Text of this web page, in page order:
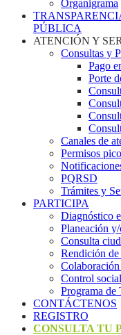
Organigrama
PÚBLICA
ATENCIÓN Y
Consultas y
Pago
Porte
Canales de
Permisos
PQRSD
Trámites y
PARTICIPA
Diagnóstico
Planeación
Consulta
Rendición de
Control social
Programa de
CONTÁCTENOS
REGISTRO
CONSULTA TU